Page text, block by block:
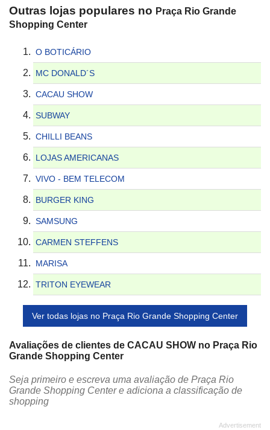
Outras lojas populares no Praça Rio Grande
Shopping Center
O BOTICÁRIO
MC DONALD´S
CACAU SHOW
SUBWAY
CHILLI BEANS
LOJAS AMERICANAS
VIVO - BEM TELECOM
BURGER KING
SAMSUNG
CARMEN STEFFENS
MARISA
TRITON EYEWEAR
Ver todas lojas no Praça Rio Grande Shopping Center
Avaliações de clientes de CACAU SHOW no Praça Rio
Grande Shopping Center
Seja primeiro e escreva uma avaliação de Praça Rio
Grande Shopping Center e adiciona a classificação de
shopping